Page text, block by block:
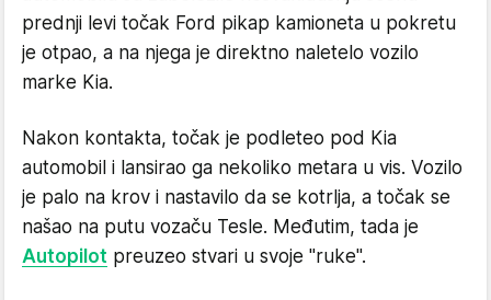
prednji levi točak Ford pikap kamioneta u pokretu
je otpao, a na njega je direktno naletelo vozilo
marke Kia.
Nakon kontakta, točak je podleteo pod Kia
automobil i lansirao ga nekoliko metara u vis. Vozilo
je palo na krov i nastavilo da se kotrlja, a točak se
našao na putu vozaču Tesle. Međutim, tada je
Autopilot preuzeo stvari u svoje "ruke".